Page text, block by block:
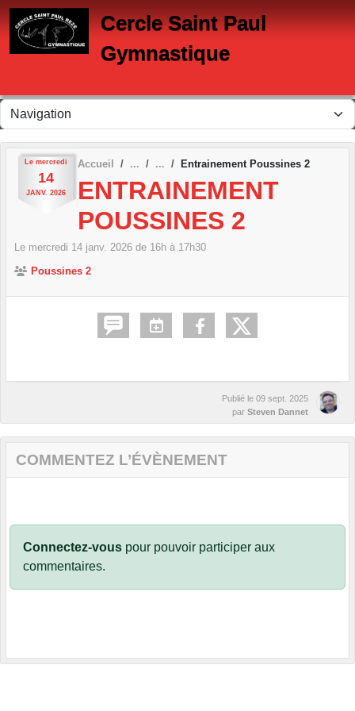
Cercle Saint Paul
Gymnastique
Le mercredi
14
JANV. 2026
Accueil Entrainement Poussines 2
ENTRAINEMENT
POUSSINES 2
Le mercredi 14 janv. 2026 de 16h à 17h30
Poussines 2
Publié le 09 sept. 2025
par Steven Dannet
COMMENTEZ L’ÉVÈNEMENT
Connectez-vous pour pouvoir participer aux
commentaires.
Panneau de gestion des cookies